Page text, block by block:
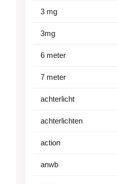
3 mg
3mg
6 meter
7 meter
achterlicht
achterlichten
action
anwb